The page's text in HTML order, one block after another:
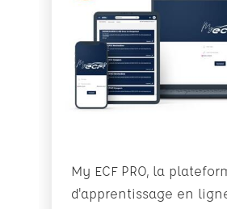
My ECF PRO, la
d'apprentissage en